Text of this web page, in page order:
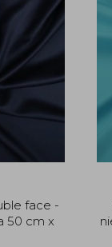
face -
50 cm x